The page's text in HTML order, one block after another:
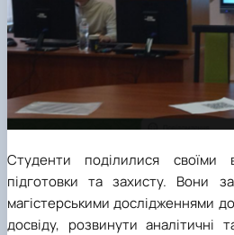
Студенти поділилися
підготовки та захисту. Вони
магістерськими дослідженнями
досвіду, розвинути аналітичні